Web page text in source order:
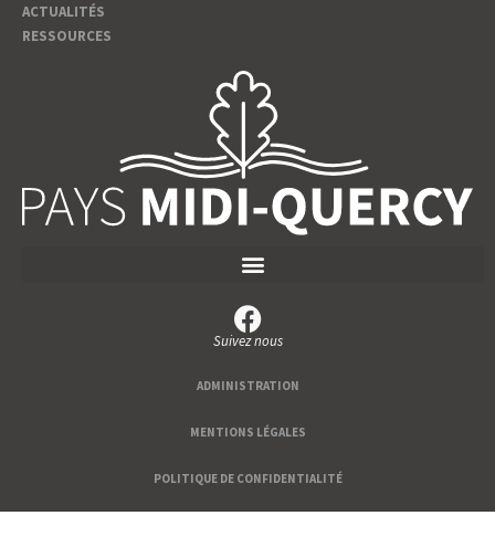
ACTUALITÉS
RESSOURCES
Suivez nous
ADMINISTRATION
MENTIONS LÉGALES
POLITIQUE DE CONFIDENTIALITÉ